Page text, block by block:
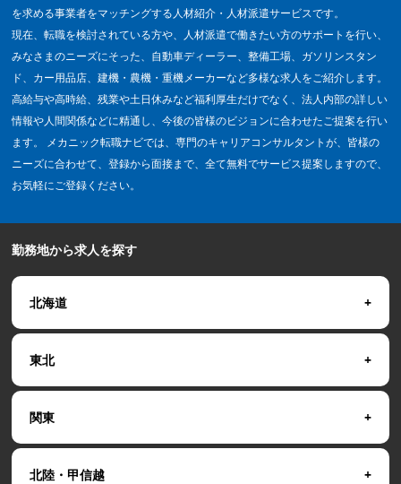
を求める事業者をマッチングする人材紹介・人材派遣サービスです。
現在、転職を検討されている方や、人材派遣で働きたい方のサポートを行い、
みなさまのニーズにそった、自動車ディーラー、整備工場、ガソリンスタン
ド、カー用品店、建機・農機・重機メーカーなど多様な求人をご紹介します。
高給与や高時給、残業や土日休みなど福利厚生だけでなく、法人内部の詳しい
情報や人間関係などに精通し、今後の皆様のビジョンに合わせたご提案を行い
ます。 メカニック転職ナビでは、専門のキャリアコンサルタントが、皆様の
ニーズに合わせて、登録から面接まで、全て無料でサービス提案しますので、
お気軽にご登録ください。
勤務地から求人を探す
北海道
東北
関東
北陸・甲信越